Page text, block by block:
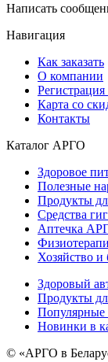
Написать
Навигация
Как заказать
О компании
Карта со
Контакты
Каталог АРГО
Здоровое
Полезные
Продукты
Средства
Аптечка
Хозяйство и
Здоровый
Продукты
Новинки в
© «АРГО в